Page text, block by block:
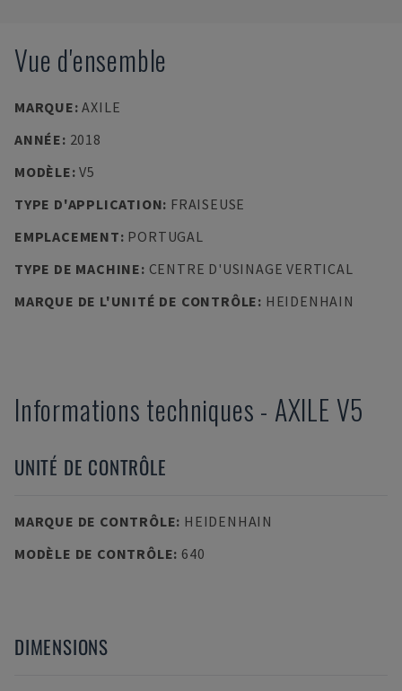
Vue d'ensemble
MARQUE:AXILE
ANNÉE: 2018
MODÈLE:V5
TYPE D'APPLICATION: FRAISEUSE
EMPLACEMENT: PORTUGAL
TYPE DE MACHINE: CENTRE D'USINAGE VERTICAL
MARQUE DE L'UNITÉ DE CONTRÔLE: HEIDENHAIN
Informations techniques - AXILE V5
UNITÉ DE CONTRÔLE
MARQUE DE CONTRÔLE: HEIDENHAIN
MODÈLE DE CONTRÔLE: 640
DIMENSIONS